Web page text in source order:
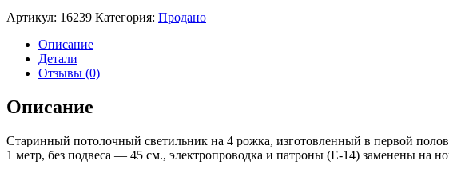
Артикул: 16239 Категория: Продано
Описание
Детали
Отзывы (0)
Описание
Старинный потолочный светильник на 4 рожка, изготовленный в первой
1 метр, без подвеса — 45 см., электропроводка и патроны (Е-14) заменены на